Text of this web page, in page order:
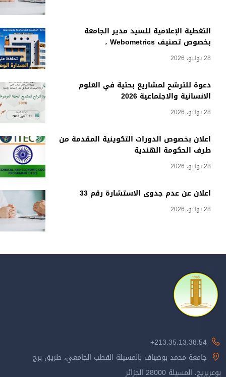
التغطية الإعلامية للسيد مدير الجامعة
بخصوص تصنيف Webometrics ،
28 يوليو، 2026
دعوة للترشح لمشاريع بحثية في العلوم
الانسانية والاجتماعية 2026
28 يوليو، 2026
اعلان بخصوص الدورات التكوينية المقدمة من
طرف الحكومة الهندية
28 يوليو، 2026
اعلان عن عدم جدوى الاستشارة رقم 33
28 يوليو، 2026
213.35.13.38.54+
جامعة محمد بوضياف بالمسيلة القطب الجامعي، طريق برج
بوعريريج، المسيلة 28000 الجزائر